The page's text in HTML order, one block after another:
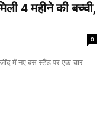
4 महीने की बच्ची,
0
में नए बस स्टैंड पर एक चार